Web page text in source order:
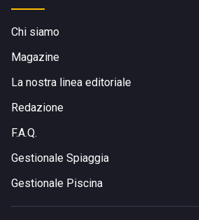
Chi siamo
Magazine
La nostra linea editoriale
Redazione
F.A.Q.
Gestionale Spiaggia
Gestionale Piscina